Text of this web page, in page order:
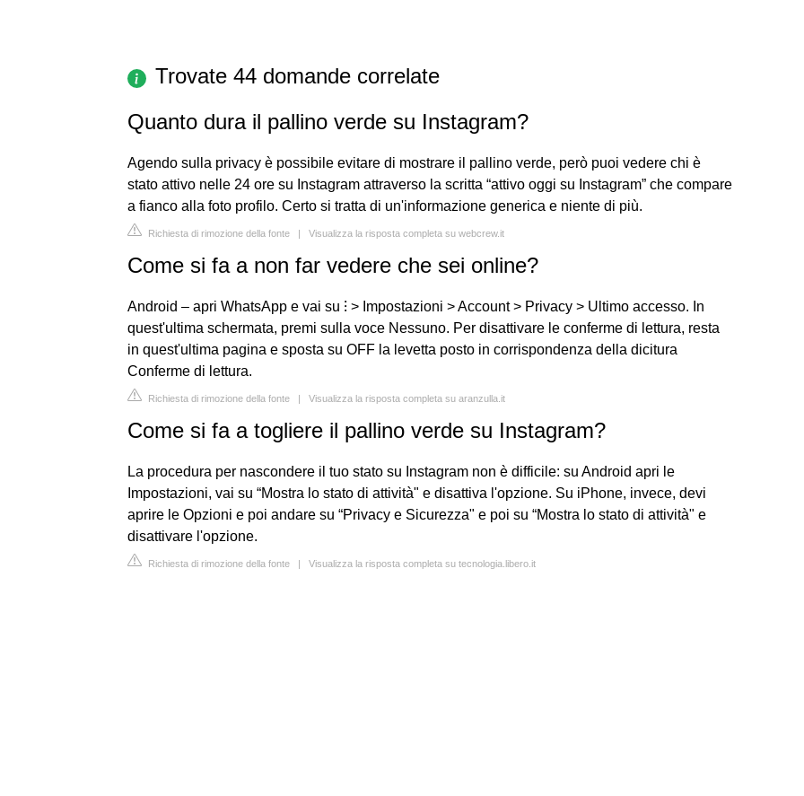
Trovate 44 domande correlate
Quanto dura il pallino verde su Instagram?
Agendo sulla privacy è possibile evitare di mostrare il pallino verde, però puoi vedere chi è
stato attivo nelle 24 ore su Instagram attraverso la scritta “attivo oggi su Instagram” che compare
a fianco alla foto profilo. Certo si tratta di un'informazione generica e niente di più.
Richiesta di rimozione della fonte | Visualizza la risposta completa su webcrew.it
Come si fa a non far vedere che sei online?
Android – apri WhatsApp e vai su ⁝ > Impostazioni > Account > Privacy > Ultimo accesso. In
quest'ultima schermata, premi sulla voce Nessuno. Per disattivare le conferme di lettura, resta
in quest'ultima pagina e sposta su OFF la levetta posto in corrispondenza della dicitura
Conferme di lettura.
Richiesta di rimozione della fonte | Visualizza la risposta completa su aranzulla.it
Come si fa a togliere il pallino verde su Instagram?
La procedura per nascondere il tuo stato su Instagram non è difficile: su Android apri le
Impostazioni, vai su “Mostra lo stato di attività" e disattiva l'opzione. Su iPhone, invece, devi
aprire le Opzioni e poi andare su “Privacy e Sicurezza" e poi su “Mostra lo stato di attività" e
disattivare l'opzione.
Richiesta di rimozione della fonte | Visualizza la risposta completa su tecnologia.libero.it